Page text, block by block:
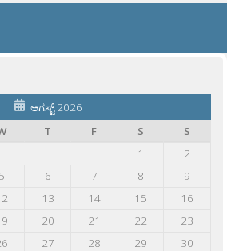
ಆಗಸ್ಟ್ 2026
T F S
S
1
2
5 6 7 8
9
13 14 15
16
20 21 22
23
27 28 29
30